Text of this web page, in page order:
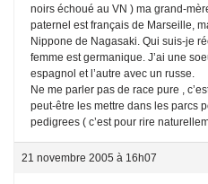
noirs échoué au VN ) ma grand-
paternel est français de Marseille,
Nippone de Nagasaki. Qui suis-je
femme est germanique. J’ai une
espagnol et l’autre avec un russe.
Ne me parler pas de race pure ,
peut-être les mettre dans les
pedigrees ( c’est pour rire
21 novembre 2005 à 16h07